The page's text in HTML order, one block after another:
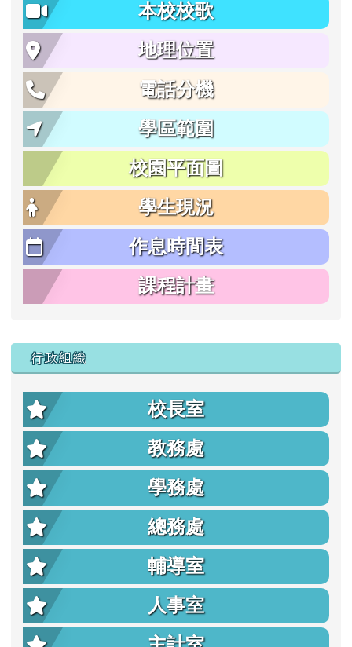
本校校歌
地理位置
電話分機
學區範圍
校園平面圖
學生現況
作息時間表
課程計畫
行政組織
校長室
教務處
學務處
總務處
輔導室
人事室